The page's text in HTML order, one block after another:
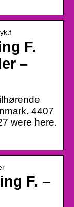
F.
–
4407
were here.
F. –